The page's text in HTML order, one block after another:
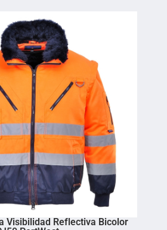
Visibilidad Reflectiva Bicolor